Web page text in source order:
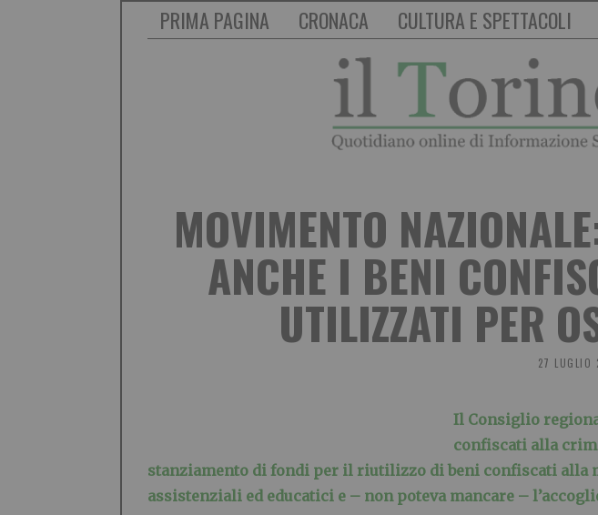
PRIMA PAGINA CRONACA CULTURA E SPETTACOLI
MOVIMENTO
ANCHE I BENI
UTILIZZATI PER
27 LUGLIO
Il Consiglio
confiscati alla
stanziamento di fondi per il riutilizzo di beni confiscati alla
assistenziali ed educatici e – non poteva mancare –